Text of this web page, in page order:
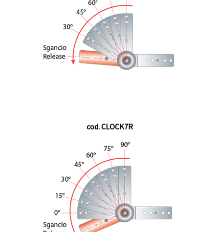
cod. CLOCK7R